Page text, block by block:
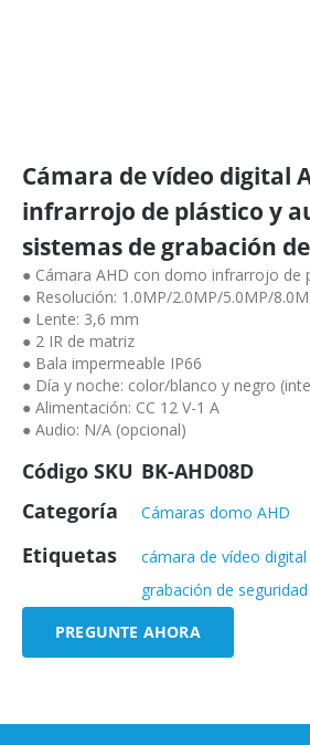
Cámara de vídeo digital
infrarrojo de plástico y
sistemas de grabación
● Cámara AHD con domo infrarrojo de
● Resolución: 1.0MP/2.0MP/5.0MP/
● Lente: 3,6 mm
● 2 IR de matriz
● Bala impermeable IP66
● Día y noche: color/blanco y negro
● Alimentación: CC 12 V-1 A
● Audio: N/A (opcional)
Código SKU BK-AHD08D
Categoría
Cámaras domo AHD
Etiquetas cámara de vídeo digital
grabación de
PREGUNTE AHORA